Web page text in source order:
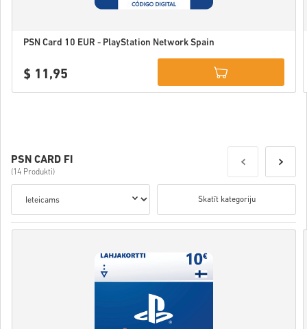
PSN Card 10 EUR - PlayStation Network Spain
$ 11,95
PSN CARD FI
(14 Produkti)
Skatīt kategoriju